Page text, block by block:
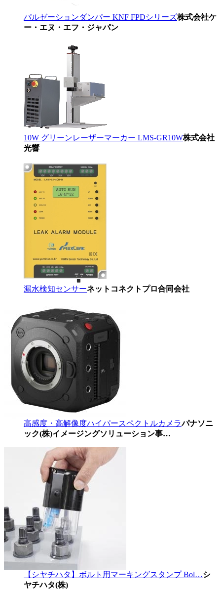
パルゼーションダンパー KNF FPDシリーズ株式会社ケ
ー・エヌ・エフ・ジャパン
10W グリーンレーザーマーカー LMS-GR10W株式会社
光響
漏水検知センサーネットコネクトプロ合同会社
高感度・高解像度ハイパースペクトルカメラパナソニ
ック(株)イメージングソリューション事…
【シヤチハタ】ボルト用マーキングスタンプ Bol…シ
ヤチハタ(株)